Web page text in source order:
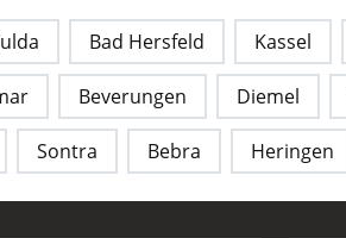
Bad Hersfeld Kassel
Beverungen Diemel
Sontra Bebra Heringen